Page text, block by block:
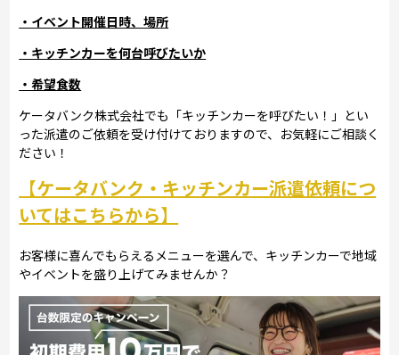
・イベント開催日時、場所
・キッチンカーを何台呼びたいか
・希望食数
ケータバンク株式会社でも「キッチンカーを呼びたい！」とい
った派遣のご依頼を受け付けておりますので、お気軽にご相談く
ださい！
【ケータバンク・キッチンカー派遣依頼につ
いてはこちらから】
お客様に喜んでもらえるメニューを選んで、キッチンカーで地域
やイベントを盛り上げてみませんか？